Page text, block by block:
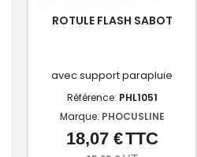
ROTULE FLASH SABOT
avec support parapluie
Référence: PHL1051
Marque: PHOCUSLINE
Prix
18,07 €TTC